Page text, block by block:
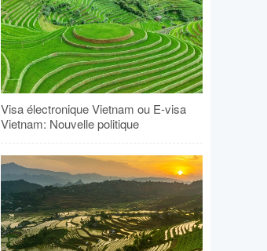
Visa électronique Vietnam ou E-visa
Vietnam: Nouvelle politique